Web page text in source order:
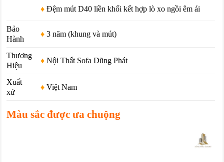
♦ Đệm mút D40 liền khối kết hợp lò xo ngồi êm ái
Bảo
Hành
♦3 năm (khung và mút)
Thương
Hiệu
♦Nội Thất Sofa Dũng Phát
Xuất
xứ
♦Việt Nam
Màu sắc được ưa chuộng